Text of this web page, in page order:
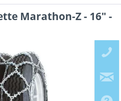
Marathon-Z - 16" -